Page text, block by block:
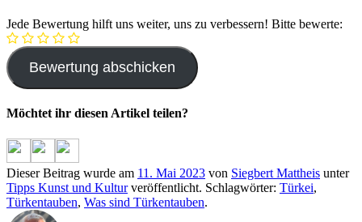
Jede Bewertung hilft uns weiter, uns zu verbessern! Bitte bewerte:
Möchtet ihr diesen Artikel teilen?
Dieser Beitrag wurde am 11. Mai 2023 von Siegbert Mattheis unter
Tipps Kunst und Kulturveröffentlicht. Schlagwörter: Türkei,
Türkentauben, Was sind Türkentauben.